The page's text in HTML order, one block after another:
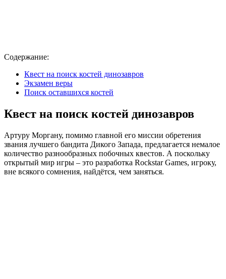
Содержание:
Квест на поиск костей динозавров
Экзамен веры
Поиск оставшихся костей
Квест на поиск костей динозавров
Артуру Моргану, помимо главной его миссии обретения
звания лучшего бандита Дикого Запада, предлагается немалое
количество разнообразных побочных квестов. А поскольку
открытый мир игры – это разработка Rockstar Games, игроку,
вне всякого сомнения, найдётся, чем заняться.